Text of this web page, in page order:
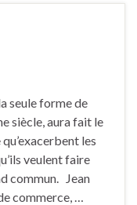
seule forme de
siècle, aura fait le
les
veulent faire
commun. Jean
commerce, …